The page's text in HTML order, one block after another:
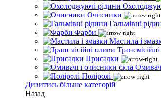
Очисники
Гальмівні
Фарби
Мастила і
Присадки
Поліролі
Дивитись більше категорій
Назад